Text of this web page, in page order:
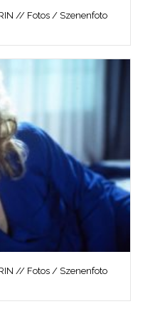
// Fotos / Szenenfoto
// Fotos / Szenenfoto